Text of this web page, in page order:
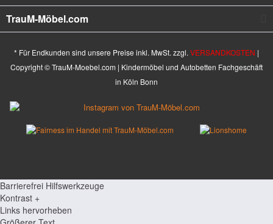
TrauM-Möbel.com
* Für Endkunden sind unsere Preise inkl. MwSt. zzgl. VERSANDKOSTEN |
Copyright © TrauM-Moebel.com | Kindermöbel und Autobetten Fachgeschäft
in Köln Bonn
Barrierefrei Hilfswerkzeuge
Kontrast +
Links hervorheben